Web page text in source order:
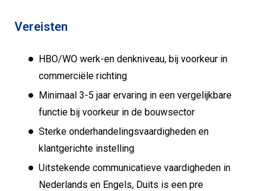
Vereisten
HBO/WO werk-en denkniveau, bij voorkeur in
commerciële richting
Minimaal 3-5 jaar ervaring in een vergelijkbare
functie bij voorkeur in de bouwsector
Sterke onderhandelingsvaardigheden en
klantgerichte instelling
Uitstekende communicatieve vaardigheden in
Nederlands en Engels, Duits is een pre